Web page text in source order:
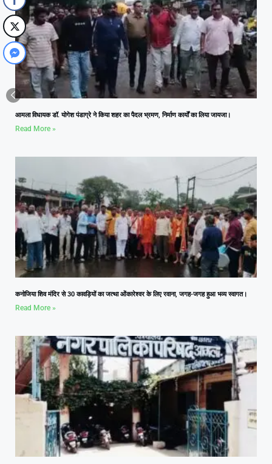
आमला विधायक डॉ. योगेश पंडाग्रे ने किया शहर का पैदल भ्रमण, निर्माण कार्यों का लिया जायजा।
Read More »
कनोजिया शिव मंदिर से 30 कावड़ियों का जत्था ओंकारेश्वर के लिए रवाना, जगह-जगह हुआ भव्य स्वागत।
Read More »